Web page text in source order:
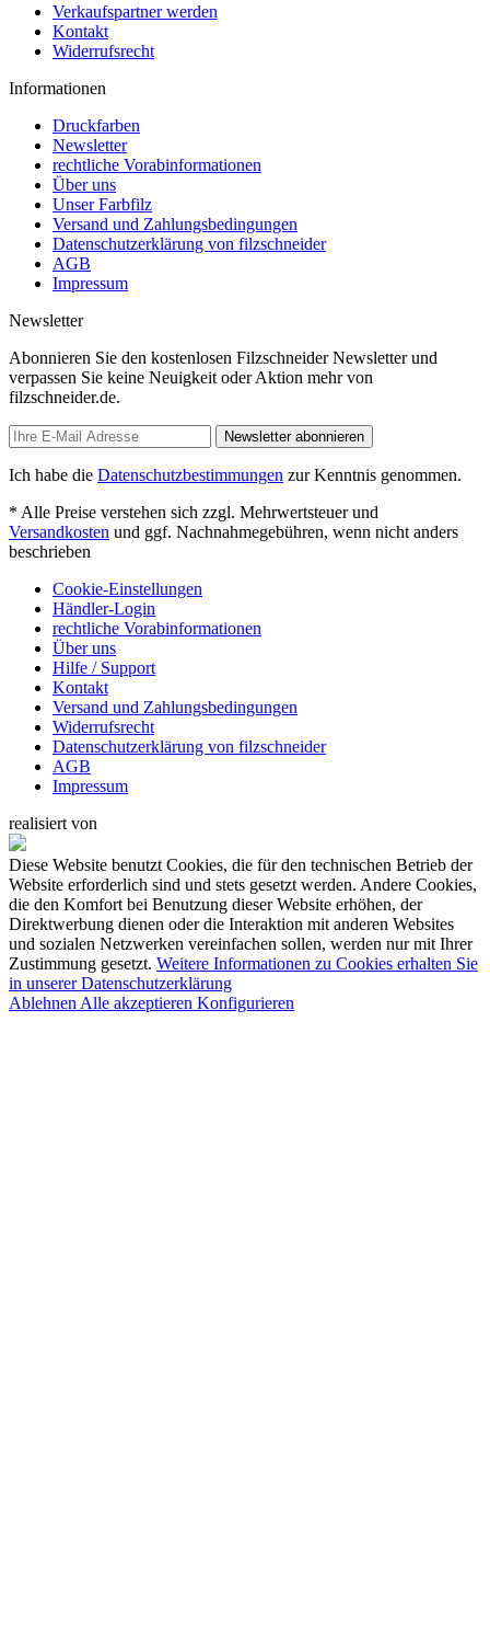
Verkaufspartner werden
Kontakt
Widerrufsrecht
Informationen
Druckfarben
Newsletter
rechtliche Vorabinformationen
Über uns
Unser Farbfilz
Versand und Zahlungsbedingungen
Datenschutzerklärung von filzschneider
AGB
Impressum
Newsletter
Abonnieren Sie den kostenlosen Filzschneider Newsletter und
verpassen Sie keine Neuigkeit oder Aktion mehr von
filzschneider.de.
Newsletter abonnieren
Ich habe die Datenschutzbestimmungen zur Kenntnis genommen.
* Alle Preise verstehen sich zzgl. Mehrwertsteuer und
Versandkosten und ggf. Nachnahmegebühren, wenn nicht anders
beschrieben
Cookie-Einstellungen
Händler-Login
rechtliche Vorabinformationen
Über uns
Hilfe / Support
Kontakt
Versand und Zahlungsbedingungen
Widerrufsrecht
Datenschutzerklärung von filzschneider
AGB
Impressum
realisiert von
Diese Website benutzt Cookies, die für den technischen Betrieb der
Website erforderlich sind und stets gesetzt werden. Andere Cookies,
die den Komfort bei Benutzung dieser Website erhöhen, der
Direktwerbung dienen oder die Interaktion mit anderen Websites
und sozialen Netzwerken vereinfachen sollen, werden nur mit Ihrer
Zustimmung gesetzt. Weitere Informationen zu Cookies erhalten Sie
in unserer Datenschutzerklärung
Ablehnen Alle akzeptieren Konfigurieren